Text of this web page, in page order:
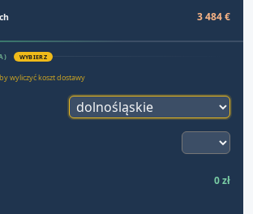
3 484 €
WYBIERZ
wyliczyć koszt dostawy
0 zł